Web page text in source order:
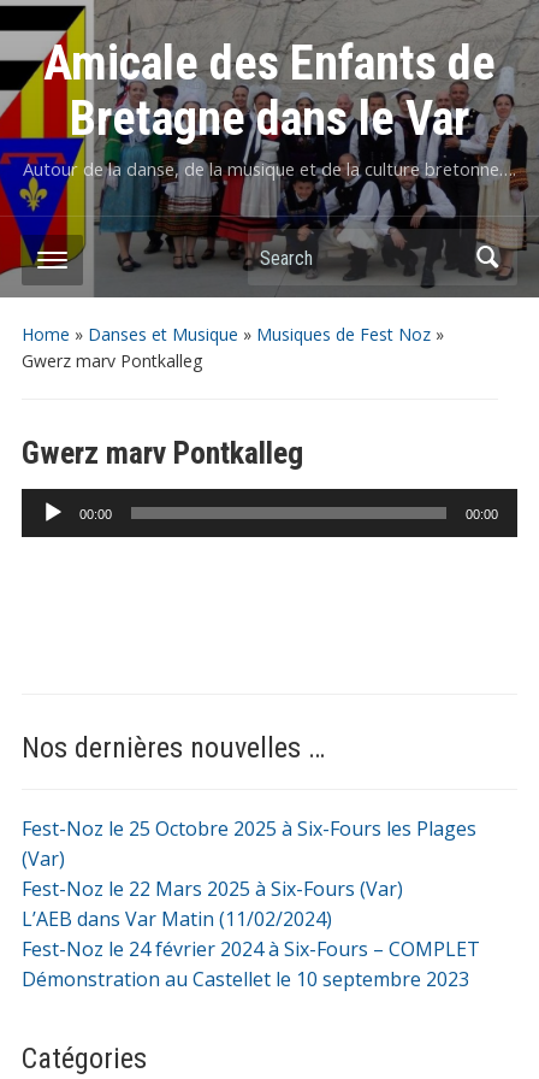
Amicale des Enfants de
Bretagne dans le Var
Autour de la danse, de la musique et de la culture bretonne….
Home » Danses et Musique » Musiques de Fest Noz»
Gwerz marv Pontkalleg
Gwerz marv Pontkalleg
Lecteur
audio
00:00 00:00
Nos dernières nouvelles …
Fest-Noz le 25 Octobre 2025 à Six-Fours les Plages
(Var)
Fest-Noz le 22 Mars 2025 à Six-Fours (Var)
L’AEB dans Var Matin (11/02/2024)
Fest-Noz le 24 février 2024 à Six-Fours – COMPLET
Démonstration au Castellet le 10 septembre 2023
Catégories